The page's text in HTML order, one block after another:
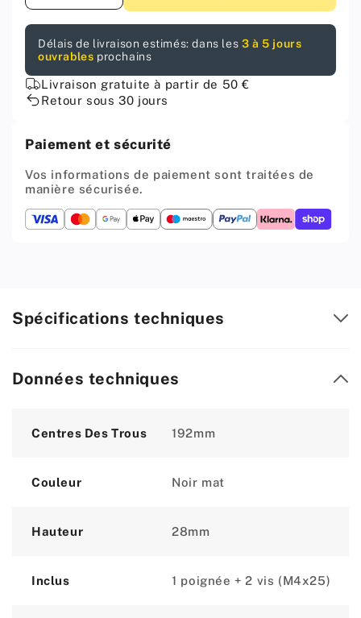
la
pour
TECHNO
Poignée
de
-
mat
la
pour
TECHNO
Poignée
de
-
mat
Délais de livraison estimés: dans les 3 à 5 jours
ouvrables prochains
Livraison gratuite à partir de 50 €
Retour sous 30 jours
Paiement et sécurité
Vos informations de paiement sont traitées de
manière sécurisée.
Spécifications techniques
Données techniques
Centres Des Trous
192mm
Couleur Noir mat
Hauteur 28mm
Inclus 1 poignée + 2 vis (M4x25)